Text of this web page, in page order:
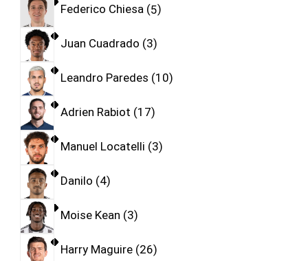
Federico Chiesa 5
Juan Cuadrado 3
Leandro Paredes 10
Adrien Rabiot 17
Manuel Locatelli 3
Danilo 4
Moise Kean 3
Harry Maguire 26